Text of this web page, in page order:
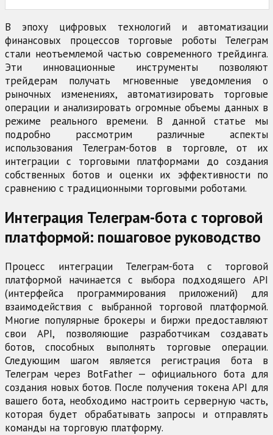
В эпоху цифровых технологий и автоматизации
финансовых процессов торговые роботы Телеграм
стали неотъемлемой частью современного трейдинга.
Эти инновационные инструменты позволяют
трейдерам получать мгновенные уведомления о
рыночных изменениях, автоматизировать торговые
операции и анализировать огромные объемы данных в
режиме реального времени. В данной статье мы
подробно рассмотрим различные аспекты
использования Телеграм-ботов в торговле, от их
интеграции с торговыми платформами до создания
собственных ботов и оценки их эффективности по
сравнению с традиционными торговыми роботами.
Интеграция Телеграм-бота с торговой
платформой: пошаговое руководство
Процесс интеграции Телеграм-бота с торговой
платформой начинается с выбора подходящего API
(интерфейса программирования приложений) для
взаимодействия с выбранной торговой платформой.
Многие популярные брокеры и биржи предоставляют
свои API, позволяющие разработчикам создавать
ботов, способных выполнять торговые операции.
Следующим шагом является регистрация бота в
Телеграм через BotFather — официального бота для
создания новых ботов. После получения токена API для
вашего бота, необходимо настроить серверную часть,
которая будет обрабатывать запросы и отправлять
команды на торговую платформу.